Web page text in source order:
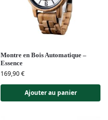
Montre en Bois Automatique –
Essence
169,90€
Ajouter au panier